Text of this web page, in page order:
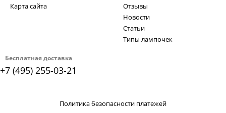
Бесплатная доставка
+7 (495) 255-03-21
Карта сайта
Отзывы
Новости
Статьи
Типы лампочек
Политика безопасности платежей